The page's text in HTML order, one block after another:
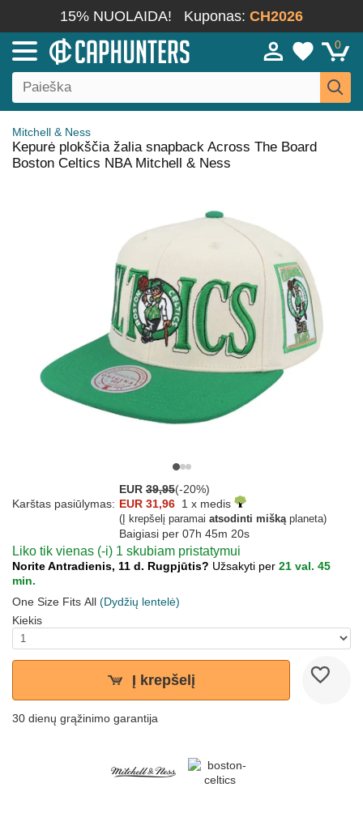
15% NUOLAIDA! Kuponas: CH2026
0
Mitchell & Ness
Kepurė plokščia žalia snapback Across The Board
Boston Celtics NBA Mitchell & Ness
EUR 39,95(-20%)
Karštas pasiūlymas: EUR 31,96 1 x medis
(Į krepšelį paramai atsodinti miškąplaneta)
Baigiasi per 07h 45m 19s
Liko tik vienas (-i) 1 skubiam pristatymui
Norite Antradienis, 11 d. Rugpjūtis? Užsakyti per 21 val. 45
min.
One Size Fits All (Dydžių lentelė)
Kiekis
Į krepšelį
30 dienų grąžinimo garantija